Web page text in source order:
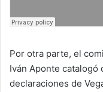
Por otra parte, el
Iván Aponte catalogó
declaraciones de